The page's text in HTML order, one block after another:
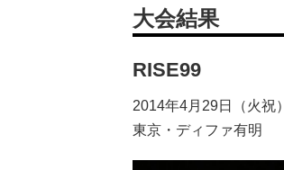
大会結果
RISE99
2014年4月29日（火祝）
東京・ディファ有明